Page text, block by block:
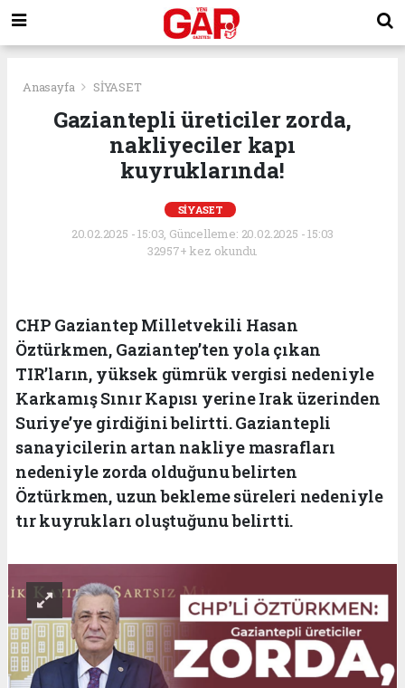
Anasayfa SİYASET
Gaziantepli üreticiler zorda,
nakliyeciler kapı
kuyruklarında!
SİYASET
20.02.2025 - 15:03, Güncelleme: 20.02.2025 - 15:03
32957+ kez okundu.
CHP Gaziantep Milletvekili Hasan
Öztürkmen, Gaziantep’ten yola çıkan
TIR’ların, yüksek gümrük vergisi nedeniyle
Karkamış Sınır Kapısı yerine Irak üzerinden
Suriye’ye girdiğini belirtti. Gaziantepli
sanayicilerin artan nakliye masrafları
nedeniyle zorda olduğunu belirten
Öztürkmen, uzun bekleme süreleri nedeniyle
tır kuyrukları oluştuğunu belirtti.